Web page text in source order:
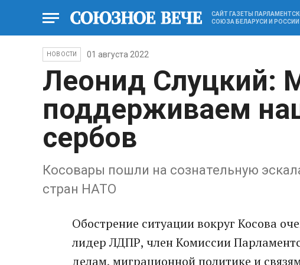
САЙТ ГАЗЕТЫ
СОЮЗА БЕЛАРУСИ И РОССИИ
НОВОСТИ 01 августа 2022
Леонид Слуцкий:
поддерживаем
сербов
Косовары пошли на сознательную
стран НАТО
Обострение ситуации вокруг Косова
лидер ЛДПР, член Комиссии
делам, миграционной политике и